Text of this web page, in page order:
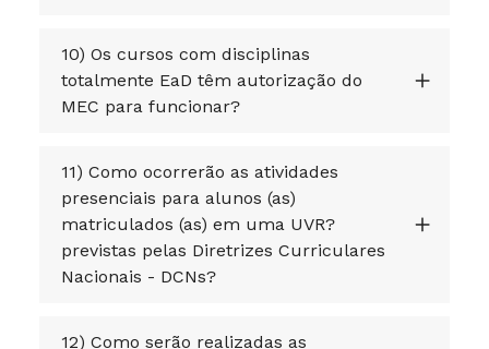
10) Os cursos com disciplinas
totalmente EaD têm autorização do
MEC para funcionar?
11) Como ocorrerão as atividades
presenciais para alunos (as)
matriculados (as) em uma UVR?
previstas pelas Diretrizes Curriculares
Nacionais - DCNs?
12) Como serão realizadas as